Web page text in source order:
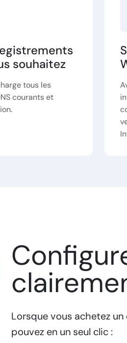
souhaitez
tous les
courants et
Lorsque vous achetez
pouvez en un seul clic :